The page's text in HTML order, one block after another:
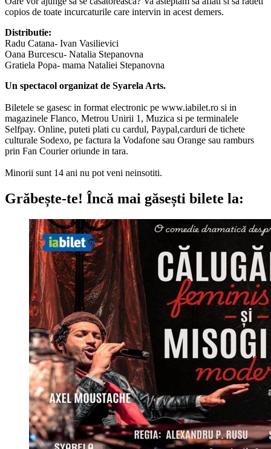
copios de toate incurcaturile care intervin in acest demers.
Distributie:
Radu Catana- Ivan Vasilievici
Oana Burcescu- Natalia Stepanovna
Gratiela Popa- mama Nataliei Stepanovna
Un spectacol organizat de Syarela Arts.
Biletele se gasesc in format electronic pe www.iabilet.ro si in
magazinele Flanco, Metrou Unirii 1, Muzica si pe terminalele
Selfpay. Online, puteti plati cu cardul, Paypal,carduri de tichete
culturale Sodexo, pe factura la Vodafone sau Orange sau ramburs
prin Fan Courier oriunde in tara.
Minorii sunt 14 ani nu pot veni neinsotiti.
Grăbește-te! Încă mai găsești bilete la: